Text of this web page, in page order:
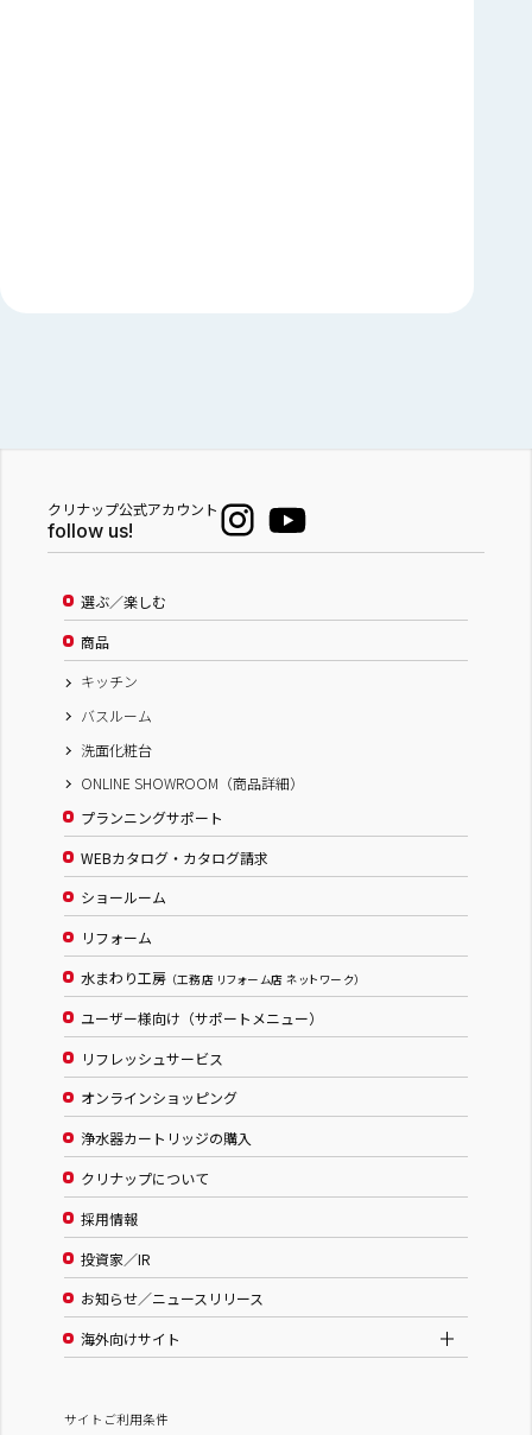
クリナップ公式アカウント
follow us!
選ぶ／楽しむ
商品
キッチン
バスルーム
洗面化粧台
ONLINE SHOWROOM（商品詳細）
プランニングサポート
WEBカタログ・カタログ請求
ショールーム
リフォーム
水まわり工房 （工務店 リフォーム店 ネットワーク）
ユーザー様向け（サポートメニュー）
リフレッシュサービス
オンラインショッピング
浄水器カートリッジの購入
クリナップについて
採用情報
投資家／IR
お知らせ／ニュースリリース
海外向けサイト
サイトご利用条件